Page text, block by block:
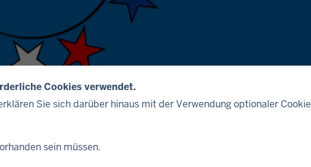
Cookies verwendet.
Sie sich darüber hinaus mit der Verwendung optionaler
sein müssen.
Landesregierung